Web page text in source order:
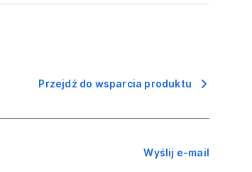
Przejdź do wsparcia produktu
Wyślij e-mail